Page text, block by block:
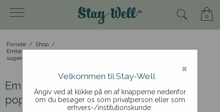
0
Forside / Shop /
Emballageprodukter: drikkebægre, popcornbægre,
sugerør, etc.
Emballageprodukter: drikkebægre,
popcornbægre, sugerør, etc.
×
Velkommen til Stay-Well
Angiv ved at klikke på en af knapperne nedenfor
om du besøger os som privatperson eller som
erhvers-/institutionskunde: